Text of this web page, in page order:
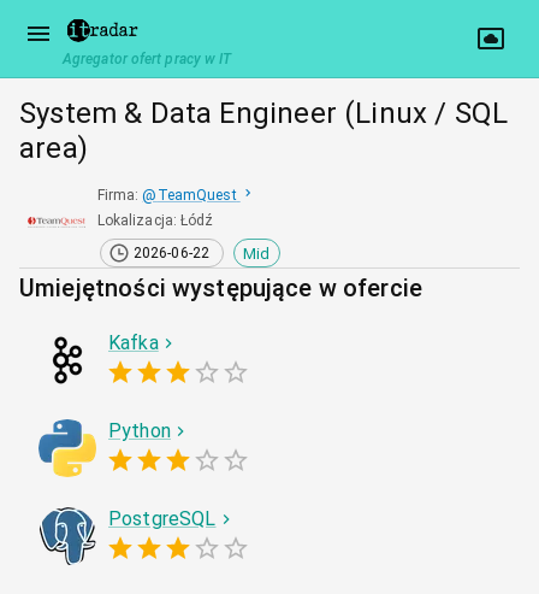
Agregator ofert pracy w IT
System & Data Engineer (Linux / SQL
area)
Firma: @ TeamQuest
Lokalizacja:Łódź
2026-06-22
Mid
Umiejętności występujące w ofercie
Kafka
Python
PostgreSQL